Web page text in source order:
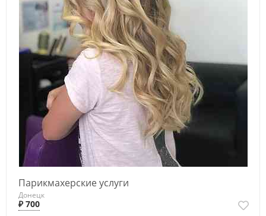
Парикмахерские услуги
Донецк
₽ 700